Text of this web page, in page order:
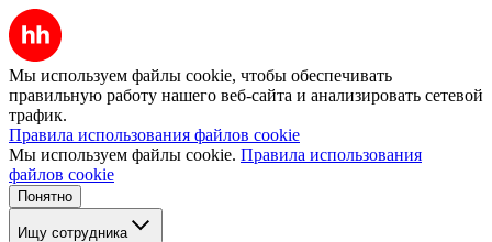
Мы используем файлы cookie, чтобы обеспечивать
правильную работу нашего веб-сайта и анализировать сетевой
трафик.
Правила использования файлов cookie
Мы используем файлы cookie. Правила использования
файлов cookie
Понятно
Ищу сотрудника